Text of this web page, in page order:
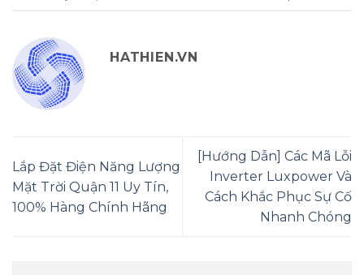
HATHIEN.VN
Lắp Đặt Điện Năng Lượng
Mặt Trời Quận 11 Uy Tín,
100% Hàng Chính Hãng
[Hướng Dẫn] Các Mã Lỗi
Inverter Luxpower Và
Cách Khắc Phục Sự Cố
Nhanh Chóng